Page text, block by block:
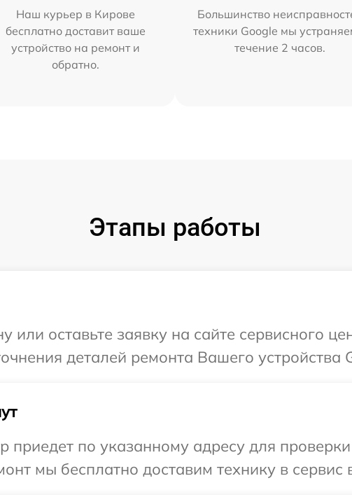
Наш курьер в Кирове
бесплатно доставит ваше
устройство на ремонт и
обратно.
Большинство
техники Google мы
течение 2 часов.
Этапы работы
или оставьте заявку на сайте сервисного
деталей ремонта Вашего устройства
по указанному адресу для проверки
мы бесплатно доставим технику в сервис